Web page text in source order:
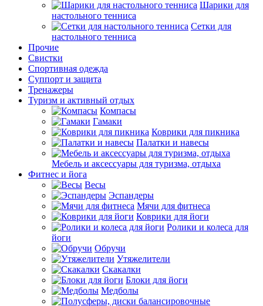
Шарики для
настольного тенниса
Сетки для
настольного тенниса
Прочие
Свистки
Спортивная одежда
Суппорт и защита
Тренажеры
Туризм и активный отдых
Компасы
Гамаки
Коврики для пикника
Палатки и навесы
Мебель и аксессуары для туризма, отдыха
Фитнес и йога
Весы
Эспандеры
Мячи для фитнеса
Коврики для йоги
Ролики и колеса для
йоги
Обручи
Утяжелители
Скакалки
Блоки для йоги
Медболы